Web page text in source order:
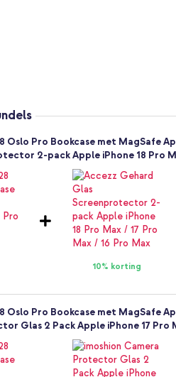
Oslo Pro Bookcase met MagSafe
2-pack Apple iPhone 18 Pro
10% korting
Oslo Pro Bookcase met MagSafe
Glas 2 Pack Apple iPhone 17 Pro